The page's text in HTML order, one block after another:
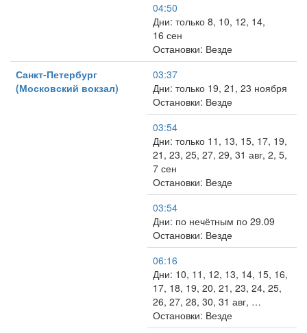
04:50
Дни: только 8, 10, 12, 14,
16 сен
Остановки: Везде
Санкт-Петербург
(Московский вокзал)
03:37
Дни: только 19, 21, 23 ноября
Остановки: Везде
03:54
Дни: только 11, 13, 15, 17, 19,
21, 23, 25, 27, 29, 31 авг, 2, 5,
7 сен
Остановки: Везде
03:54
Дни: по нечётным по 29.09
Остановки: Везде
06:16
Дни: 10, 11, 12, 13, 14, 15, 16,
17, 18, 19, 20, 21, 23, 24, 25,
26, 27, 28, 30, 31 авг, …
Остановки: Везде